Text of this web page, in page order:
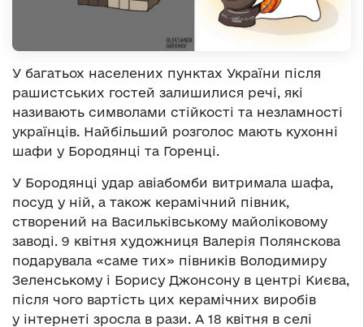
У багатьох населених пунктах України після
рашистських гостей залишилися речі, які
називають символами стійкості та незламності
українців. Найбільший розголос мають кухонні
шафи у Бородянці та Горенці.
У Бородянці удар авіабомби витримала шафа,
посуд у ній, а також керамічний півник,
створений на Васильківському майоліковому
заводі. 9 квітня художниця Валерія Полянскова
подарувала «саме тих» півників Володимиру
Зеленському і Борису Джонсону в центрі Києва,
після чого вартість цих керамічних виробів
у інтернеті зросла в рази. А 18 квітня в селі